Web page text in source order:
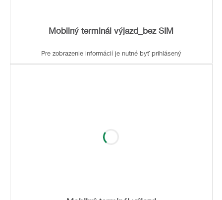
Mobilný terminál výjazd_bez SIM
Pre zobrazenie informácií je nutné byť prihlásený